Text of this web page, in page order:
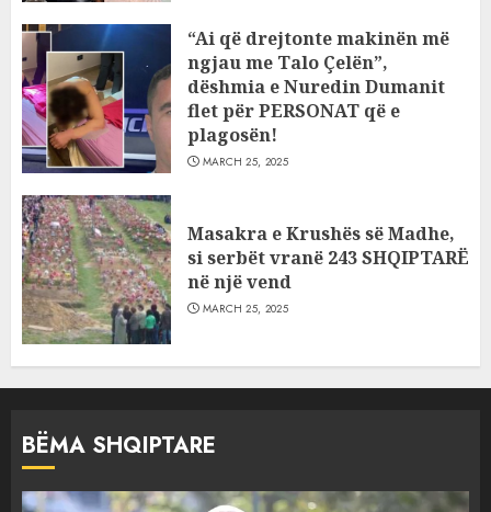
“Ai që drejtonte makinën më
ngjau me Talo Çelën”,
dëshmia e Nuredin Dumanit
flet për PERSONAT që e
plagosën!
MARCH 25, 2025
Masakra e Krushës së Madhe,
si serbët vranë 243 SHQIPTARË
në një vend
MARCH 25, 2025
BËMA SHQIPTARE